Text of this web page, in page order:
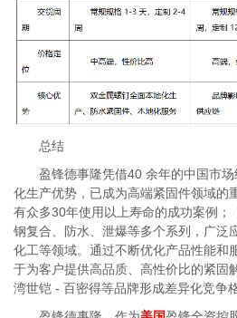
总结
盈锋德事隆凭借40 余年的中国市场
化生产优势，已成为高端紧固件领域的
有众多30年使用以上寿命的成功案例
钢复合、防水、泄爆等多个系列，广泛
化工等领域。通过不断优化产品性能和
于为客户提供高品质、高性价比的紧固
湾世铠 - 百密得等品牌形成差异化竞争格